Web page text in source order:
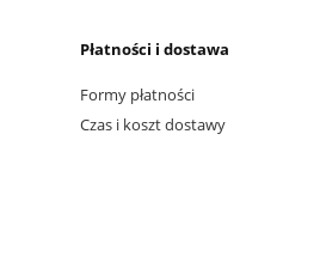
Płatności i dostawa
Formy płatności
Czas i koszt dostawy